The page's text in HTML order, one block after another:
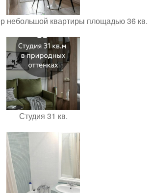
небольшой квартиры площадью 36 кв.
Студия 31 кв.